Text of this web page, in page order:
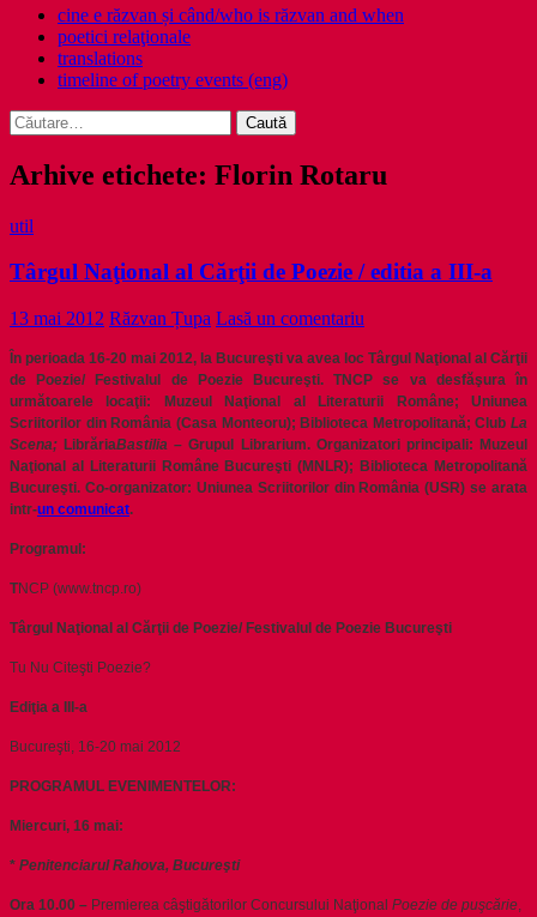
cine e răzvan și când/who is răzvan and when
poetici relaţionale
translations
timeline of poetry events (eng)
Caută
după:
Arhive etichete: Florin Rotaru
util
Târgul Naţional al Cărţii de Poezie / editia a III-a
13 mai 2012 Răzvan Țupa Lasă un comentariu
În perioada 16-20 mai 2012, la Bucureşti va avea loc Târgul Naţional al Cărţii
de Poezie/ Festivalul de Poezie Bucureşti. TNCP se va desfăşura în
următoarele locaţii: Muzeul Naţional al Literaturii Române; Uniunea
Scriitorilor din România (Casa Monteoru); Biblioteca Metropolitană; Club La
Scena; LibrăriaBastilia–Grupul Librarium. Organizatori principali: Muzeul
Naţional al Literaturii Române Bucureşti (MNLR); Biblioteca Metropolitană
Bucureşti. Co-organizator: Uniunea Scriitorilor din România (USR) se arata
intr-un comunicat.
Programul:
TNCP (www.tncp.ro)
Târgul Naţional al Cărţii de Poezie/ Festivalul de Poezie Bucureşti
Tu Nu Citeşti Poezie?
Ediţia a III-a
Bucureşti, 16-20 mai 2012
PROGRAMUL EVENIMENTELOR:
Miercuri, 16 mai:
* Penitenciarul Rahova, Bucureşti
Ora 10.00 – Premierea câştigătorilor Concursului Naţional Poezie de puşcărie,